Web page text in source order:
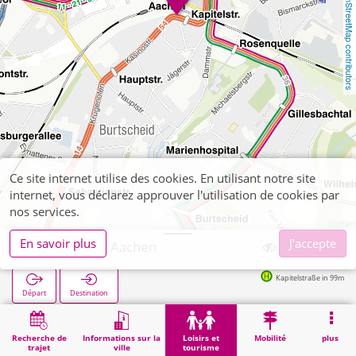
OpenStreetMap contributors
Recherche de
trajet
Informations sur la
ville
Loisirs et
tourisme
Mobilité plus
A&O Hostel Aachen
Départ Destination
Kapitelstraße in 99m
Démarrage Loisirs et tourisme A&O Hostel Aachen
Ce site internet utilise des cookies. En utilisant notre site
internet, vous déclarez approuver l'utilisation de cookies par
nos services.
En savoir plus
J'accepte